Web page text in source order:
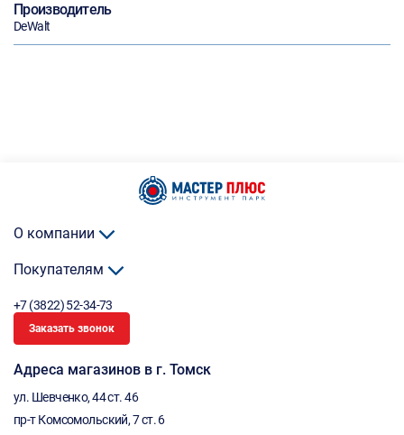
Производитель
DeWalt
О компании
Покупателям
+7 (3822) 52-34-73
Заказать звонок
Адреса магазинов в г. Томск
ул. Шевченко, 44 ст. 46
пр-т Комсомольский, 7 ст. 6